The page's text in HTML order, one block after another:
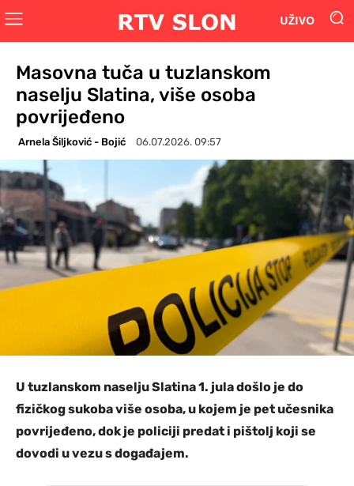
UŽIVO
Masovna tuča u tuzlanskom
naselju Slatina, više osoba
povrijeđeno
Arnela Šiljković - Bojić 06.07.2026. 09:57
U tuzlanskom naselju Slatina 1. jula došlo je do
fizičkog sukoba više osoba, u kojem je pet učesnika
povrijeđeno, dok je policiji predat i pištolj koji se
dovodi u vezu s događajem.